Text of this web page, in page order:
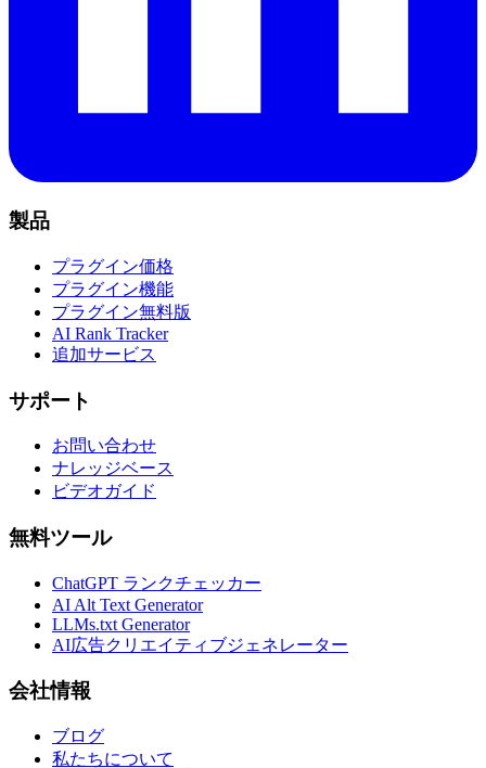
製品
プラグイン価格
プラグイン機能
プラグイン無料版
AI Rank Tracker
追加サービス
サポート
お問い合わせ
ナレッジベース
ビデオガイド
無料ツール
ChatGPT ランクチェッカー
AI Alt Text Generator
LLMs.txt Generator
AI広告クリエイティブジェネレーター
会社情報
ブログ
私たちについて